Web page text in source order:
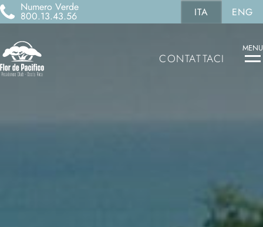
Numero Verde
800.13.43.56 ITA ENG
CONTATTACI
MENU